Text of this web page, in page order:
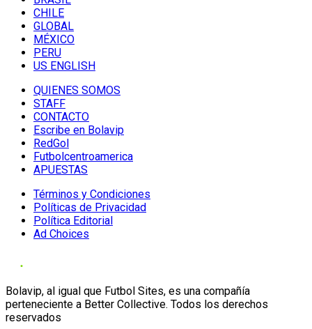
CHILE
GLOBAL
MÉXICO
PERU
US ENGLISH
QUIENES SOMOS
STAFF
CONTACTO
Escribe en Bolavip
RedGol
Futbolcentroamerica
APUESTAS
Términos y Condiciones
Políticas de Privacidad
Política Editorial
Ad Choices
Bolavip, al igual que Futbol Sites, es una compañía
perteneciente a Better Collective. Todos los derechos
reservados